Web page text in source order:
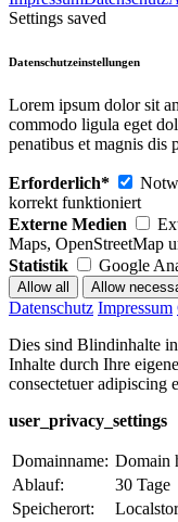
Settings saved
Datenschutzeinstellungen
Lorem ipsum dolor sit
commodo ligula eget
penatibus et magnis dis
Erforderlich*
korrekt funktioniert
Externe Medien
Maps, OpenStreetMap
Statistik
Google
Datenschutz Impressum
Dies sind Blindinhalte
Inhalte durch Ihre
consectetuer adipiscing
user_privacy_settings
Domainname: Domain
Ablauf:
30 Tage
Speicherort: